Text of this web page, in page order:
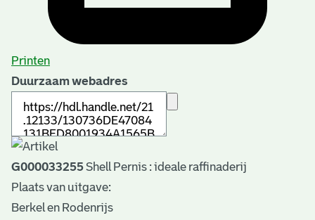
Printen
Duurzaam webadres
G000033255Shell Pernis : ideale raffinaderij
Plaats van uitgave:
Berkel en Rodenrijs